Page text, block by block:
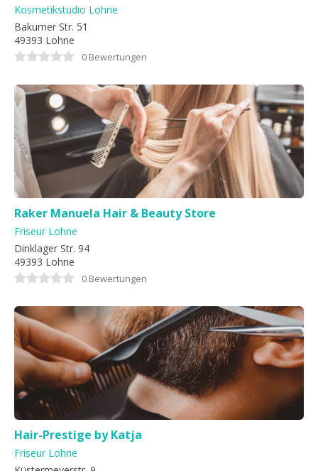
Kosmetikstudio Lohne
Bakumer Str. 51
49393 Lohne
0 Bewertungen
Raker Manuela Hair & Beauty Store
Friseur Lohne
Dinklager Str. 94
49393 Lohne
0 Bewertungen
Hair-Prestige by Katja
Friseur Lohne